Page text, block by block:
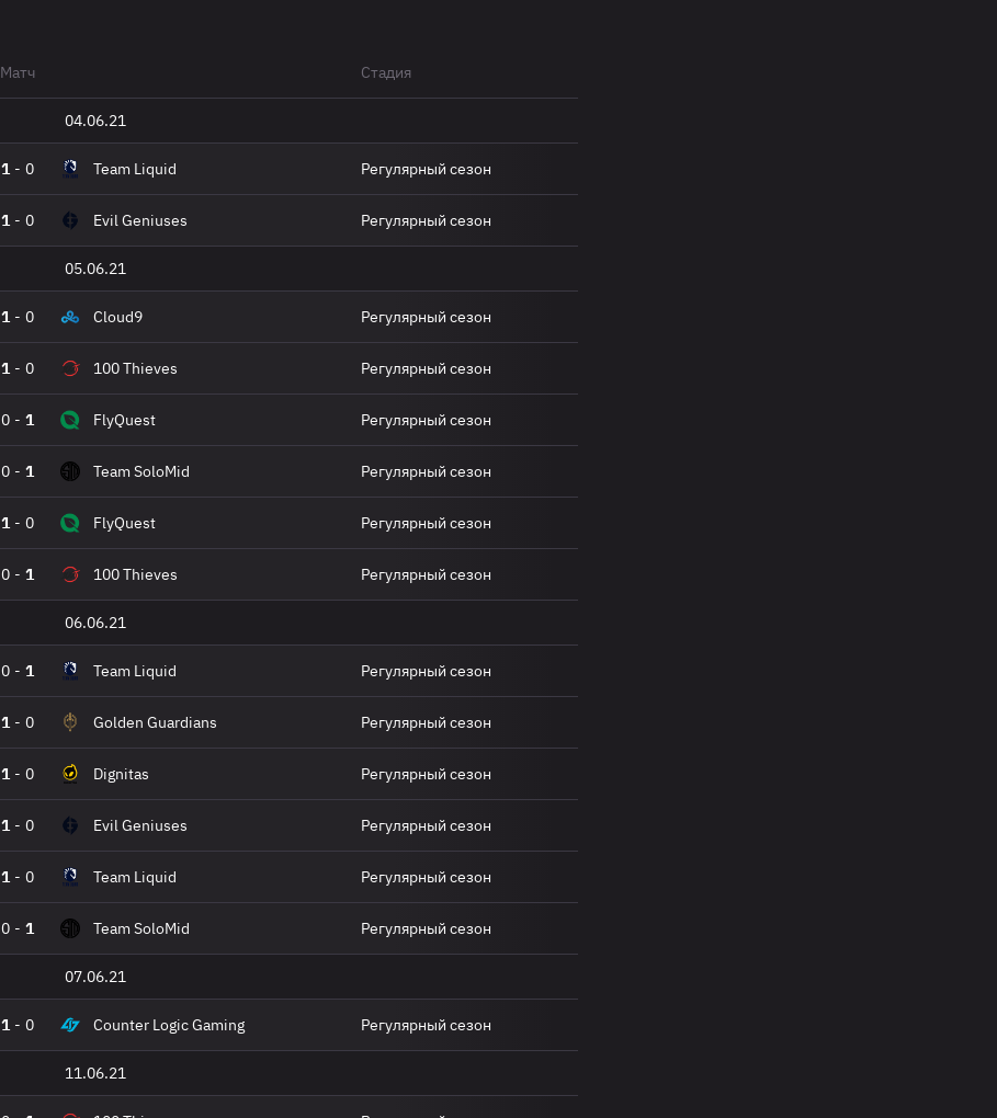
Матч Стадия
04.06.21
1 - 0 Team Liquid Регулярный сезон
1 - 0 Evil Geniuses Регулярный сезон
05.06.21
1 - 0 Cloud9 Регулярный сезон
1 - 0 100 Thieves Регулярный сезон
0 - 1 FlyQuest Регулярный сезон
0 - 1 Team SoloMid Регулярный сезон
1 - 0 FlyQuest Регулярный сезон
0 - 1 100 Thieves Регулярный сезон
06.06.21
0 - 1 Team Liquid Регулярный сезон
1 - 0 Golden Guardians Регулярный сезон
1 - 0 Dignitas Регулярный сезон
1 - 0 Evil Geniuses Регулярный сезон
1 - 0 Team Liquid Регулярный сезон
0 - 1 Team SoloMid Регулярный сезон
07.06.21
1 - 0 Counter Logic Gaming Регулярный сезон
11.06.21